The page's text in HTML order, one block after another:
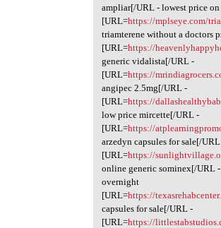
ampliar[/URL - lowest price
[URL=https://mplseye.com/
triamterene without a doctors
[URL=https://
generic vidalista[/URL -
[URL=https://
angipec 2.5mg[/URL -
[URL=https://
low price mircette[/URL -
[URL=https://
arzedyn capsules for sale[/
[URL=https://
online generic sominex[/URL
overnight
[URL=https://
capsules for sale[/URL -
[URL=https://